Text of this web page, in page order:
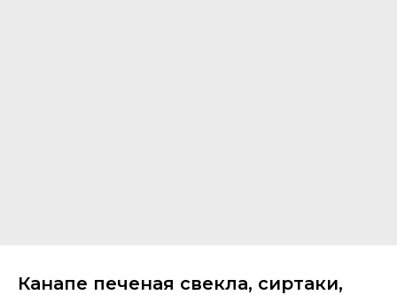
Канапе печеная свекла, сиртаки,